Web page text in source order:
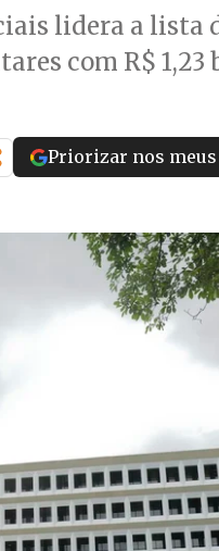
lidera a lista
com R$ 1,23
Priorizar nos